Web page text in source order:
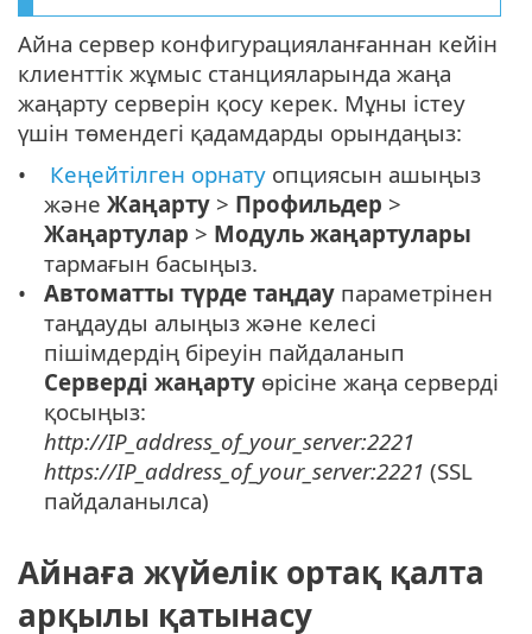
Айна сервер конфигурацияланғаннан кейін
клиенттік жұмыс станцияларында жаңа
жаңарту серверін қосу керек. Мұны істеу
үшін төмендегі қадамдарды орындаңыз:
Кеңейтілген орнату опциясын ашыңыз
жәнеЖаңарту > Профильдер >
Жаңартулар > Модуль жаңартулары
тармағын басыңыз.
Автоматты түрде таңдау параметрінен
таңдауды алыңыз және келесі
пішімдердің біреуін пайдаланып
Серверді жаңарту өрісіне жаңа серверді
қосыңыз:
http://IP_address_of_your_server:2221
https://IP_address_of_your_server:2221(SSL
пайдаланылса)
Айнаға жүйелік ортақ қалта
арқылы қатынасу